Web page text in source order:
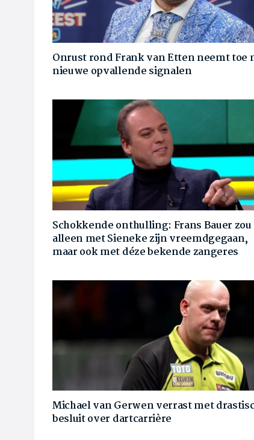
Onrust rond Frank van Etten neemt toe
nieuwe opvallende signalen
Schokkende onthulling: Frans Bauer
alleen met Sieneke zijn vreemdgegaan,
maar ook met déze bekende zangeres
Michael van Gerwen verrast met
besluit over dartcarrière